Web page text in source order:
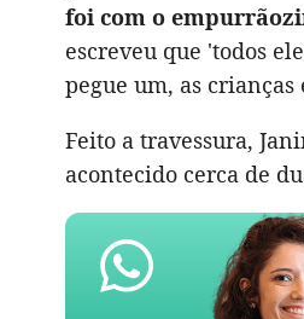
foi com o
escreveu que 'todos
pegue um, as crianças
Feito a travessura,
acontecido cerca de